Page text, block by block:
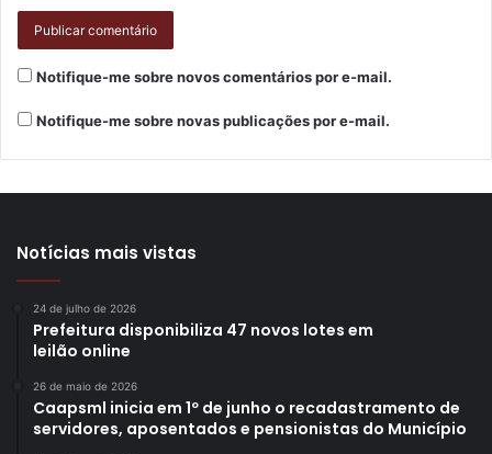
Notifique-me sobre novos comentários por e-mail.
Notifique-me sobre novas publicações por e-mail.
Notícias mais vistas
24 de julho de 2026
Prefeitura disponibiliza 47 novos lotes em
leilão online
26 de maio de 2026
Caapsml inicia em 1º de junho o recadastramento de
servidores, aposentados e pensionistas do Município